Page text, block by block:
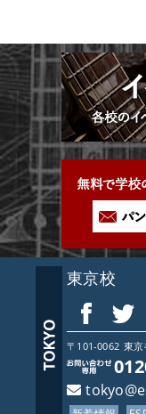
東京校
〒101-0062 東京